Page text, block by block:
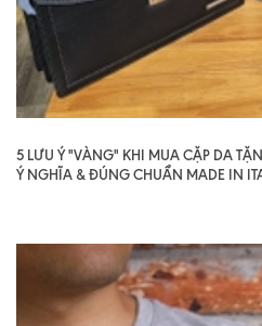
5 LƯU Ý "VÀNG" KHI MUA CẶP DA
Ý NGHĨA & ĐÚNG CHUẨN MADE IN